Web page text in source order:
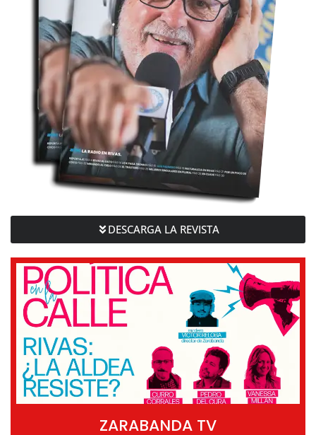
DESCARGA LA REVISTA
ZARABANDA TV